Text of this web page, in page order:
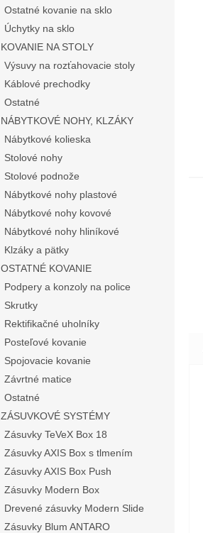
Ostatné kovanie na sklo
Úchytky na sklo
KOVANIE NA STOLY
Výsuvy na rozťahovacie stoly
Káblové prechodky
Ostatné
NÁBYTKOVÉ NOHY, KLZÁKY
Nábytkové kolieska
Stolové nohy
Stolové podnože
Nábytkové nohy plastové
Nábytkové nohy kovové
Nábytkové nohy hliníkové
Klzáky a pätky
OSTATNÉ KOVANIE
Podpery a konzoly na police
Skrutky
Rektifikačné uholníky
Posteľové kovanie
Spojovacie kovanie
Závrtné matice
Ostatné
ZÁSUVKOVÉ SYSTÉMY
Zásuvky TeVeX Box 18
Zásuvky AXIS Box s tlmením
Zásuvky AXIS Box Push
Zásuvky Modern Box
Drevené zásuvky Modern Slide
Zásuvky Blum ANTARO